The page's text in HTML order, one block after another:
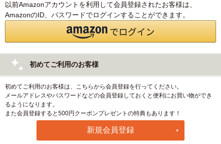
以前Amazonアカウントを利用して会員登録されたお客様は、
AmazonのID、パスワードでログインすることができます。
初めてご利用のお客様
初めてご利用のお客様は、こちらから会員登録を行ってください。
メールアドレスやパスワードなどの会員登録しておくと便利にお買い物ができ
るようになります。
また会員登録すると500円クーポンプレゼントの特典もあります！